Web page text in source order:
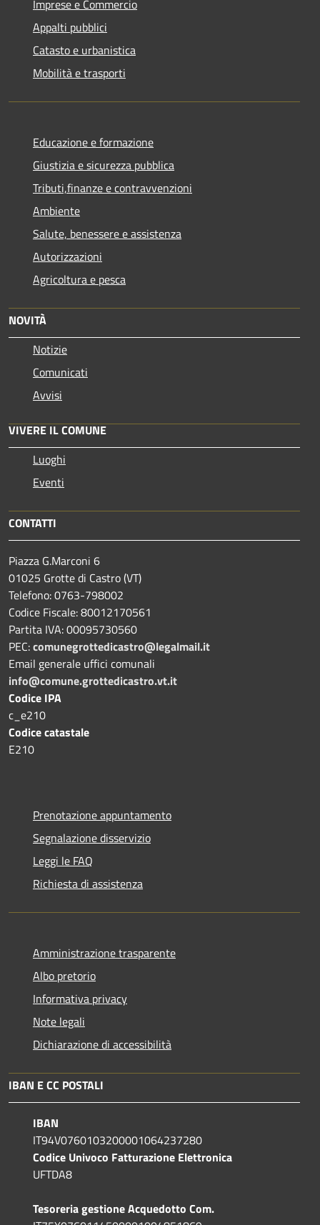
Imprese e Commercio
Appalti pubblici
Catasto e urbanistica
Mobilità e trasporti
Educazione e formazione
Giustizia e sicurezza pubblica
Tributi,finanze e contravvenzioni
Ambiente
Salute, benessere e assistenza
Autorizzazioni
Agricoltura e pesca
NOVITÀ
Notizie
Comunicati
Avvisi
VIVERE IL COMUNE
Luoghi
Eventi
CONTATTI
Piazza G.Marconi 6
01025 Grotte di Castro (VT)
Telefono: 0763-798002
Codice Fiscale: 80012170561
Partita IVA: 00095730560
PEC:comunegrottedicastro@legalmail.it
Email generale uffici comunali
info@comune.grottedicastro.vt.it
Codice IPA
c_e210
Codice catastale
E210
Prenotazione appuntamento
Segnalazione disservizio
Leggi le FAQ
Richiesta di assistenza
Amministrazione trasparente
Albo pretorio
Informativa privacy
Note legali
Dichiarazione di accessibilità
IBAN E CC POSTALI
IBAN
IT94V0760103200001064237280
Codice Univoco Fatturazione Elettronica
UFTDA8
Tesoreria gestione Acquedotto Com.